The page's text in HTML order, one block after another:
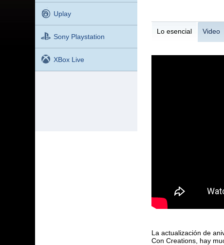
Uplay
Sony Playstation
XBox Live
Lo esencial Video
La actualización de
Con Creations, hay